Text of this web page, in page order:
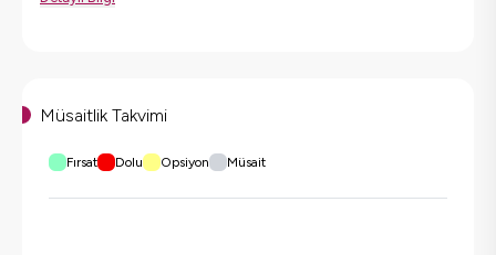
Müsaitlik Takvimi
Fırsat Dolu Opsiyon Müsait